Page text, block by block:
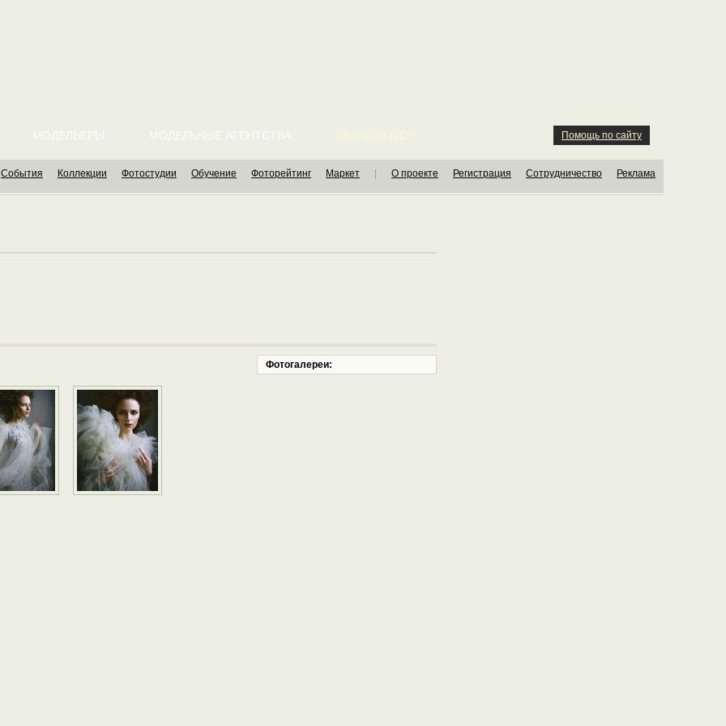
МОДЕЛЬЕРЫ МОДЕЛЬНЫЕ АГЕНТСТВА Помощь по сайту
События Коллекции Фотостудии Обучение Фоторейтинг Маркет О проекте Регистрация Сотрудничество Реклама
Фотогалереи: